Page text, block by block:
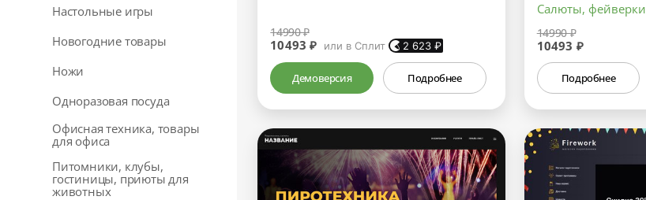
Настольные игры
Новогодние товары
Ножи
Одноразовая посуда
Офисная техника, товары
для офиса
Питомники, клубы,
гостиницы, приюты для
животных
14990 ₽
10493 ₽ или в Сплит 2 623₽
Демоверсия Подробнее
Салюты, фейверки
14990 ₽
10493 ₽
Подробнее